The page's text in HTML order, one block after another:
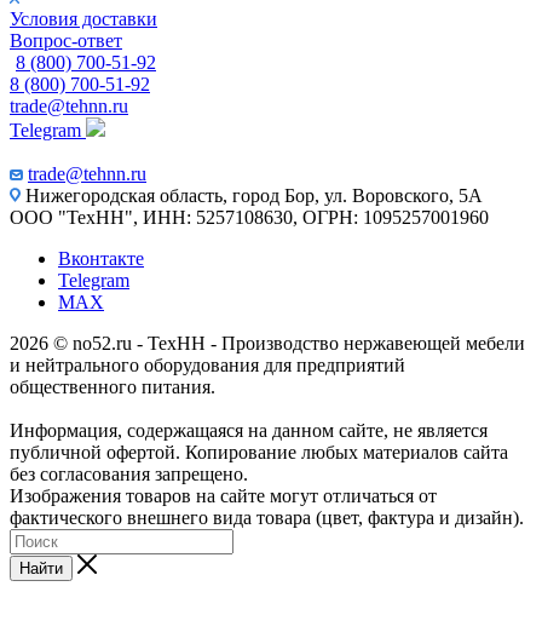
Условия доставки
Вопрос-ответ
8 (800) 700-51-92
8 (800) 700-51-92
trade@tehnn.ru
Telegram
trade@tehnn.ru
Нижегородская область, город Бор, ул. Воровского, 5А
ООО "ТехНН", ИНН: 5257108630, ОГРН: 1095257001960
Вконтакте
Telegram
MAX
2026 © no52.ru - ТехНН - Производство нержавеющей мебели
и нейтрального оборудования для предприятий
общественного питания.
Информация, содержащаяся на данном сайте, не является
публичной офертой. Копирование любых материалов сайта
без согласования запрещено.
Изображения товаров на сайте могут отличаться от
фактического внешнего вида товара (цвет, фактура и дизайн).
Найти